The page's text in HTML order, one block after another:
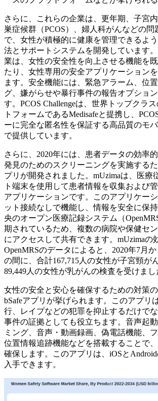
さらに、これらの企業は、更年期、子宮
巣症候群（PCOS）、婦人科がんなどの問
で、女性が積極的に健康を管理できるよ
法とサポートシステムを開発しています
業は、女性の安全性を向上させる機能を
たり、女性専用の安全アプリケーション
ます。安全機能には、緊急アラーム、位
グ、嫌がらせや暴行事件の報告オプショ
す。PCOS Challengeは、世界トップクラ
トフォームであるMedisafeと提携し、
ーに完全な匿名性を保証する高品質のモ
で提供しています。
さらに、2020年には、患者データの効率
発見のためのスクリーニングを実施する
プリが開発されました。mUzimaは、医療
ト端末を使用して患者情報を収集および
アプリケーションです。このアプリケー
ット接続なしで機能し、情報を安全に保
央のオープン医療記録システム（
期されているため、複数の病院や保健セ
にアクセスして共有できます。mUzimaの
OpenMRSのデータによると、2020年7月
の間に、合計167,715人の女性が子宮頸が
89,449人の女性が乳がんの検査を受けまし
女性の安全と安心を確保するための対策の
bSafeアプリが挙げられます。このアプリ
行、レイプなどの犯罪を抑止するだけで
事件の証拠としても役立ちます。音声起
ミング、音声・動画録画、偽電話機能、
位置情報追跡機能などを搭載することで
確保します。このアプリは、iOSと
入手できます。